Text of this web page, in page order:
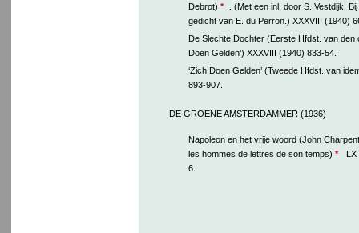
Debrot) *
. (Met een inl. door S. Vestdijk:
gedicht van E. du Perron.) XXXVIII (1940)
De Slechte Dochter (Eerste Hfdst. van den
Doen Gelden’) XXXVIII (1940) 833-54.
‘Zich Doen Gelden’ (Tweede Hfdst. van
893-907.
DE GROENE AMSTERDAMMER (1936)
Napoleon en het vrije woord (John
les hommes de lettres de son temps) *
LX
6.